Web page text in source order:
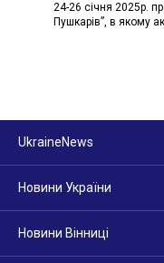
24-26 січня 2025р.
Пушкарів”, в якому
UkraineNews
Новини України
Новини Вінниці